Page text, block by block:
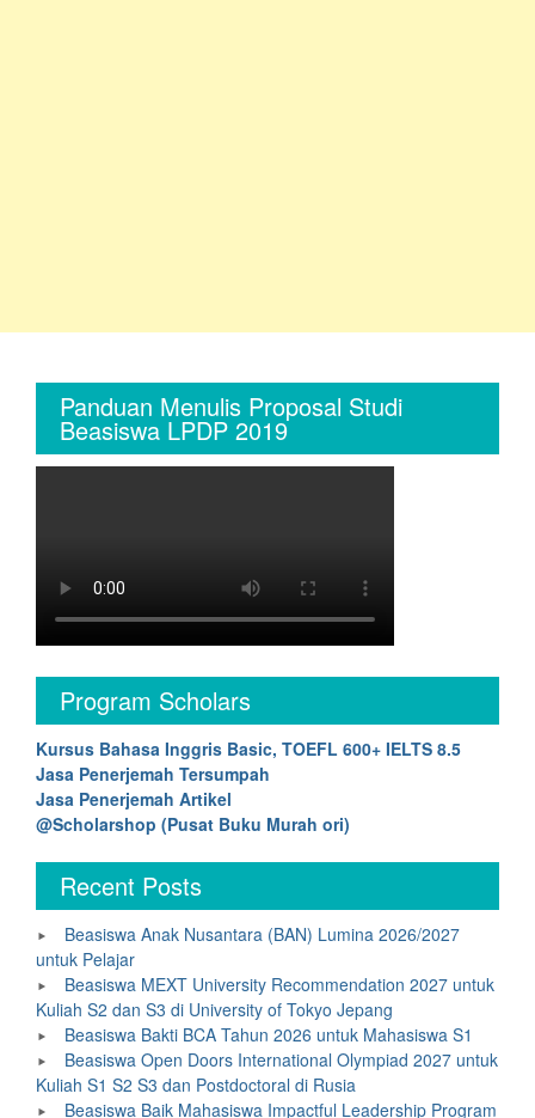
Panduan Menulis Proposal Studi
Beasiswa LPDP 2019
Program Scholars
Kursus Bahasa Inggris Basic, TOEFL 600+ IELTS 8.5
Jasa Penerjemah Tersumpah
Jasa Penerjemah Artikel
@Scholarshop (Pusat Buku Murah ori)
Recent Posts
Beasiswa Anak Nusantara (BAN) Lumina 2026/2027
untuk Pelajar
Beasiswa MEXT University Recommendation 2027 untuk
Kuliah S2 dan S3 di University of Tokyo Jepang
Beasiswa Bakti BCA Tahun 2026 untuk Mahasiswa S1
Beasiswa Open Doors International Olympiad 2027 untuk
Kuliah S1 S2 S3 dan Postdoctoral di Rusia
Beasiswa Baik Mahasiswa Impactful Leadership Program